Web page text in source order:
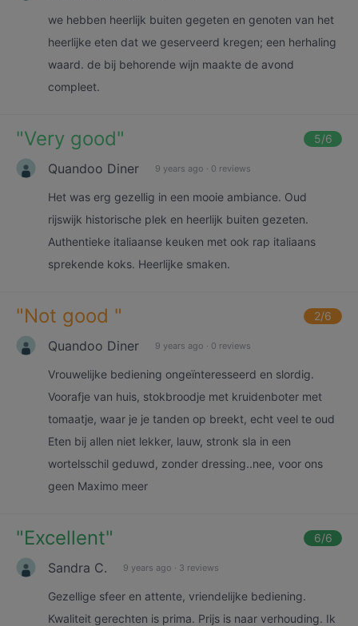
we hebben heerlijk buiten gegeten en genoten van het
heerlijke eten dat we geserveerd kregen; een herhaling
waard. de bij behorende wijn maakte de avond
compleet.
"Very good" 5/6
Quandoo Diner 9 years ago · 0 reviews
Het was erg gezellig in een mooie ambiance. Oud
rijswijk historische plek en heerlijk buiten gezeten.
Authentieke italiaanse keuken met ook rap italiaans
sprekende koks. Heerlijke smaken.
"Not good " 2/6
Quandoo Diner 9 years ago · 0 reviews
Vrouwelijke bediening ongeïnteresseerd en slordig.
Voorafje van huis, stokbroodje met kruidenboter met
tomaatje, waar je je tanden op breekt, echt veel te oud
Eten bij allen niet lekker, lauw, stronk sla in een
wortelsschil geduwd, zonder dressing..nee, voor ons
geen Maximo meer
"Excellent" 6/6
Sandra C. 9 years ago · 3 reviews
Gezellige sfeer en attente, vriendelijke bediening.
Kwaliteit gerechten is prima. Prijs is naar verhouding. Ik